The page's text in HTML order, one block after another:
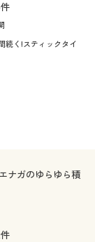
件
続く!スティックタイ
ナガのゆらゆら積
件